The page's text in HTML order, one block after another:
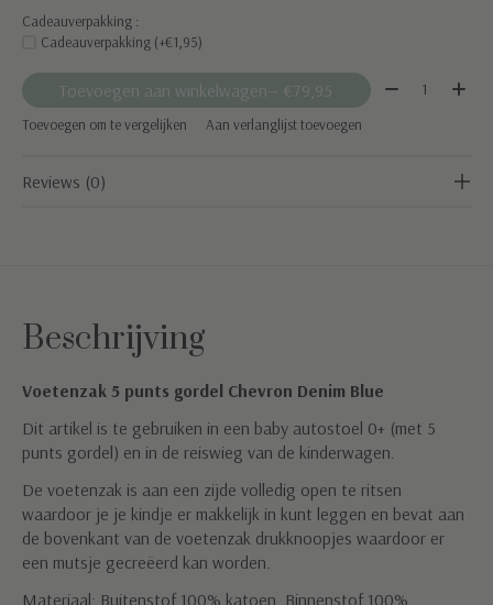
Cadeauverpakking :
Cadeauverpakking (+€1,95)
Toevoegen aan winkelwagen — €79,95 Aantal:
Toevoegen om te vergelijken Aan verlanglijst toevoegen
Reviews (0)
Beschrijving
Voetenzak 5 punts gordel Chevron Denim Blue
Dit artikel is te gebruiken in een baby autostoel 0+ (met 5
punts gordel) en in de reiswieg van de kinderwagen.
De voetenzak is aan een zijde volledig open te ritsen
waardoor je je kindje er makkelijk in kunt leggen en bevat aan
de bovenkant van de voetenzak drukknoopjes waardoor er
een mutsje gecreëerd kan worden.
Materiaal: Buitenstof 100% katoen, Binnenstof 100%